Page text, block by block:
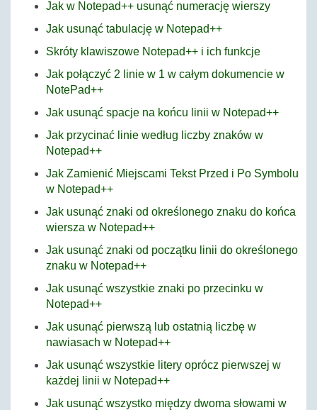
Jak w Notepad++ usunąć numerację wierszy
Jak usunąć tabulację w Notepad++
Skróty klawiszowe Notepad++ i ich funkcje
Jak połączyć 2 linie w 1 w całym dokumencie w
NotePad++
Jak usunąć spacje na końcu linii w Notepad++
Jak przycinać linie według liczby znaków w
Notepad++
Jak Zamienić Miejscami Tekst Przed i Po Symbolu
w Notepad++
Jak usunąć znaki od określonego znaku do końca
wiersza w Notepad++
Jak usunąć znaki od początku linii do określonego
znaku w Notepad++
Jak usunąć wszystkie znaki po przecinku w
Notepad++
Jak usunąć pierwszą lub ostatnią liczbę w
nawiasach w Notepad++
Jak usunąć wszystkie litery oprócz pierwszej w
każdej linii w Notepad++
Jak usunąć wszystko między dwoma słowami w